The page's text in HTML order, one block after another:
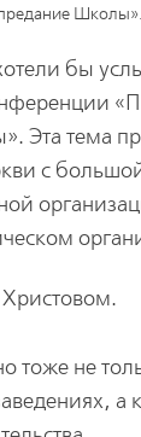
Школы».
бы
Эта тема
с
не
а